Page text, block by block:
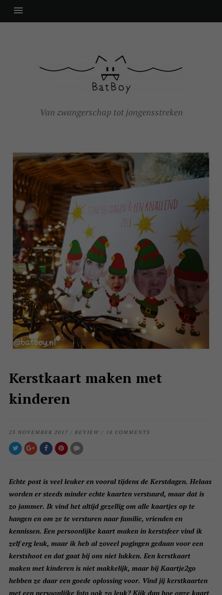
Van zwangerschap tot jongensstreken
Kerstkaart maken met
kinderen
23 NOVEMBER 2017 / REVIEW / 18 COMMENTS
Echte post is veel leuker en vooral tijdens de Kerstdagen. Helaas
worden er steeds minder echte kaarten verstuurd, maar dat is
zo jammer. Ik vind het altijd gezellig om alle kaartjes op te
hangen en om ze te versturen naar familie, vrienden en
kennissen. Een persoonlijke kaart maken in kerstsfeer vind ik
zelf erg leuk, maar ik heb al zoveel pogingen gedaan voor een
kerstshoot en dat gaat bij ons niet lukken. Een kerstkaart
maken met kinderen is niet makkelijk, maar bij Kaartje2go
hebben ze daar een goede oplossing voor. Vind jij kerstkaarten
met een persoonlijke foto ook zo leuk? Kijk dan hoe onze kaart